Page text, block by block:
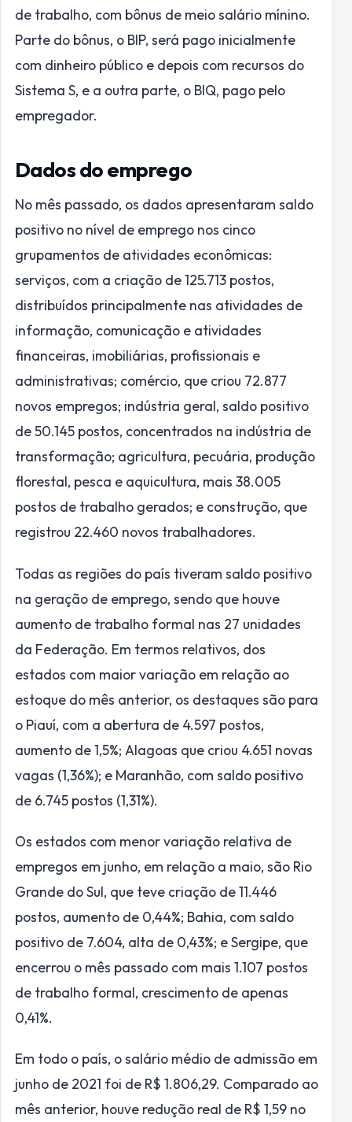
de trabalho, com bônus de meio salário mínino.
Parte do bônus, o BIP, será pago inicialmente
com dinheiro público e depois com recursos do
Sistema S, e a outra parte, o BIQ, pago pelo
empregador.
Dados do emprego
No mês passado, os dados apresentaram saldo
positivo no nível de emprego nos cinco
grupamentos de atividades econômicas:
serviços, com a criação de 125.713 postos,
distribuídos principalmente nas atividades de
informação, comunicação e atividades
financeiras, imobiliárias, profissionais e
administrativas; comércio, que criou 72.877
novos empregos; indústria geral, saldo positivo
de 50.145 postos, concentrados na indústria de
transformação; agricultura, pecuária, produção
florestal, pesca e aquicultura, mais 38.005
postos de trabalho gerados; e construção, que
registrou 22.460 novos trabalhadores.
Todas as regiões do país tiveram saldo positivo
na geração de emprego, sendo que houve
aumento de trabalho formal nas 27 unidades
da Federação. Em termos relativos, dos
estados com maior variação em relação ao
estoque do mês anterior, os destaques são para
o Piauí, com a abertura de 4.597 postos,
aumento de 1,5%; Alagoas que criou 4.651 novas
vagas (1,36%); e Maranhão, com saldo positivo
de 6.745 postos (1,31%).
Os estados com menor variação relativa de
empregos em junho, em relação a maio, são Rio
Grande do Sul, que teve criação de 11.446
postos, aumento de 0,44%; Bahia, com saldo
positivo de 7.604, alta de 0,43%; e Sergipe, que
encerrou o mês passado com mais 1.107 postos
de trabalho formal, crescimento de apenas
0,41%.
Em todo o país, o salário médio de admissão em
junho de 2021 foi de R$ 1.806,29. Comparado ao
mês anterior, houve redução real de R$ 1,59 no